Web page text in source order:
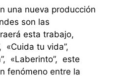
una nueva producción
son las
esta trabajo,
«Cuida tu vida”,
«Laberinto”, este
fenómeno entre la